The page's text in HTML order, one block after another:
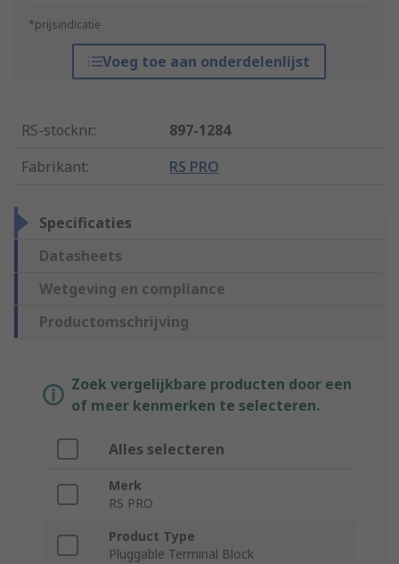
*prijsindicatie
Voeg toe aan onderdelenlijst
RS-stocknr.:
897-1284
Fabrikant: RS PRO
Specificaties
Datasheets
Wetgeving en compliance
Productomschrijving
Zoek vergelijkbare producten door een
of meer kenmerken te selecteren.
Alles selecteren
Merk
RS PRO
Product Type
Pluggable Terminal Block